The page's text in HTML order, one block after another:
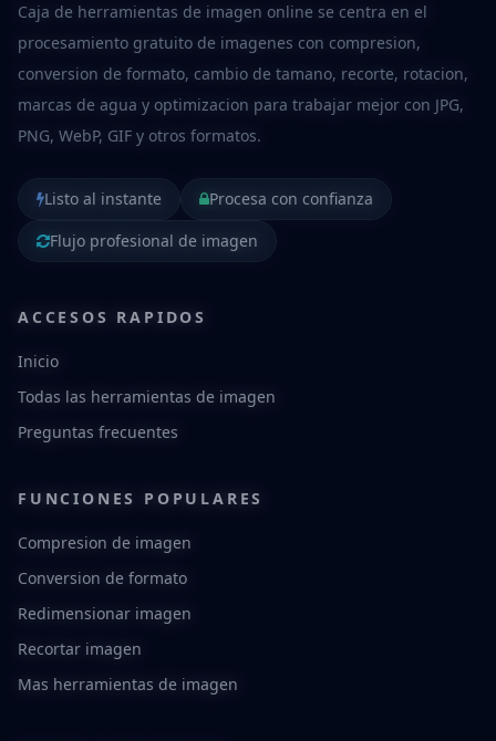
Caja de herramientas de imagen online se centra en el
procesamiento gratuito de imagenes con compresion,
conversion de formato, cambio de tamano, recorte, rotacion,
marcas de agua y optimizacion para trabajar mejor con JPG,
PNG, WebP, GIF y otros formatos.
Listo al instante
Procesa con confianza
Flujo profesional de imagen
ACCESOS RAPIDOS
Inicio
Todas las herramientas de imagen
Preguntas frecuentes
FUNCIONES POPULARES
Compresion de imagen
Conversion de formato
Redimensionar imagen
Recortar imagen
Mas herramientas de imagen